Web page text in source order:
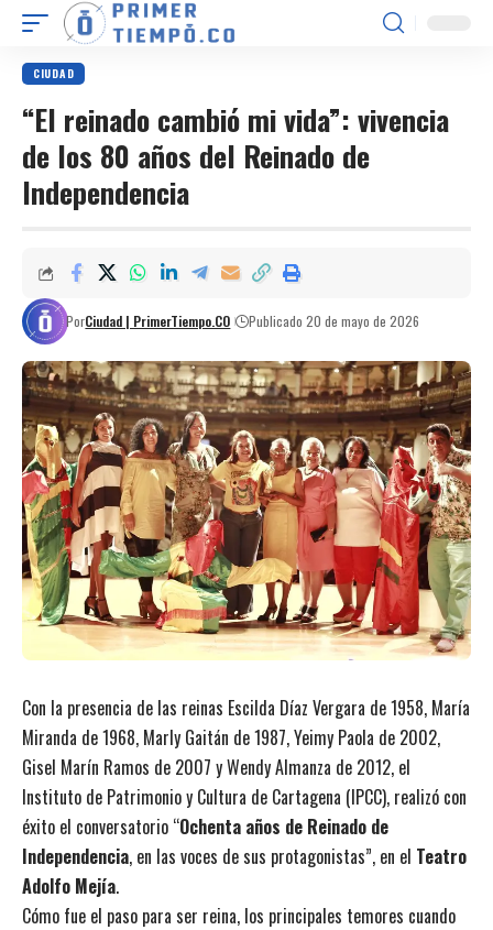
CIUDAD
“El reinado cambió mi vida”: vivencia
de los 80 años del Reinado de
Independencia
PorCiudad | PrimerTiempo.CO Publicado 20 de mayo de 2026
Con la presencia de las reinas Escilda Díaz Vergara de 1958, María
Miranda de 1968, Marly Gaitán de 1987, Yeimy Paola de 2002,
Gisel Marín Ramos de 2007 y Wendy Almanza de 2012, el
Instituto de Patrimonio y Cultura de Cartagena (IPCC), realizó con
éxito el conversatorio “Ochenta años de Reinado de
Independencia, en las voces de sus protagonistas”, en el Teatro
Adolfo Mejía.
Cómo fue el paso para ser reina, los principales temores cuando